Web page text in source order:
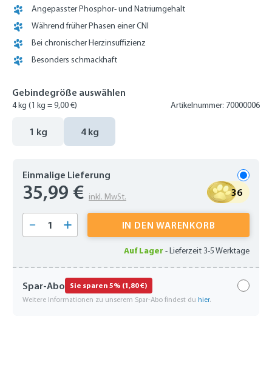
Angepasster Phosphor- und Natriumgehalt
Während früher Phasen einer CNI
Bei chronischer Herzinsuffizienz
Besonders schmackhaft
Gebindegröße auswählen
4 kg (1 kg = 9,00 €) Artikelnummer: 70000006
1 kg 4 kg
Einmalige Lieferung
35,99 € inkl. MwSt. 36
Produkt Anzahl: Gib den gewünschten
IN DEN WARENKORB
Auf Lager -Lieferzeit 3-5 Werktage
Spar-Abo Sie sparen 5% (1,80 €)
Weitere Informationen zu unserem Spar-Abo findest du hier.